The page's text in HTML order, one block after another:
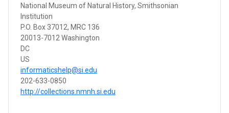
National Museum of Natural History, Smithsonian
Institution
P.O. Box 37012, MRC 136
20013-7012 Washington
DC
US
informaticshelp@si.edu
202-633-0850
http://collections.nmnh.si.edu